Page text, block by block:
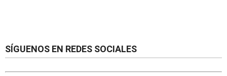
SÍGUENOS EN REDES SOCIALES